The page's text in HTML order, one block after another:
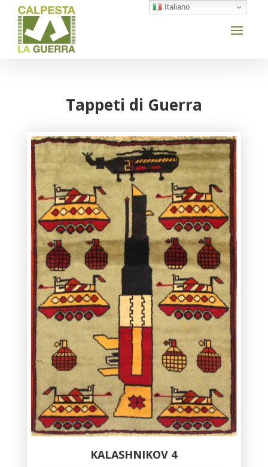
Tappeti di Guerra
KALASHNIKOV 4
Italiano